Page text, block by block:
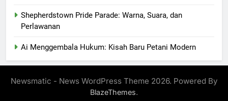
Shepherdstown Pride Parade: Warna, Suara, dan
Perlawanan
Ai Menggembala Hukum: Kisah Baru Petani Modern
Newsmatic - News WordPress Theme 2026. Powered By
BlazeThemes.